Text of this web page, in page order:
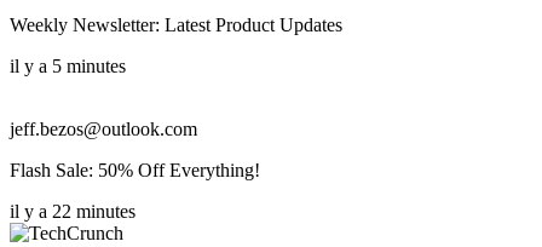
Weekly Newsletter: Latest Product Updates
il y a 5 minutes
jeff.bezos@outlook.com
Flash Sale: 50% Off Everything!
il y a 22 minutes